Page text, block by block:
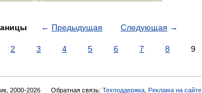
← Предыдущая Следующая →
2 3 4 5 6 7 8 9
2000-2026 Обратная связь: Техподдержка Реклама на сайте